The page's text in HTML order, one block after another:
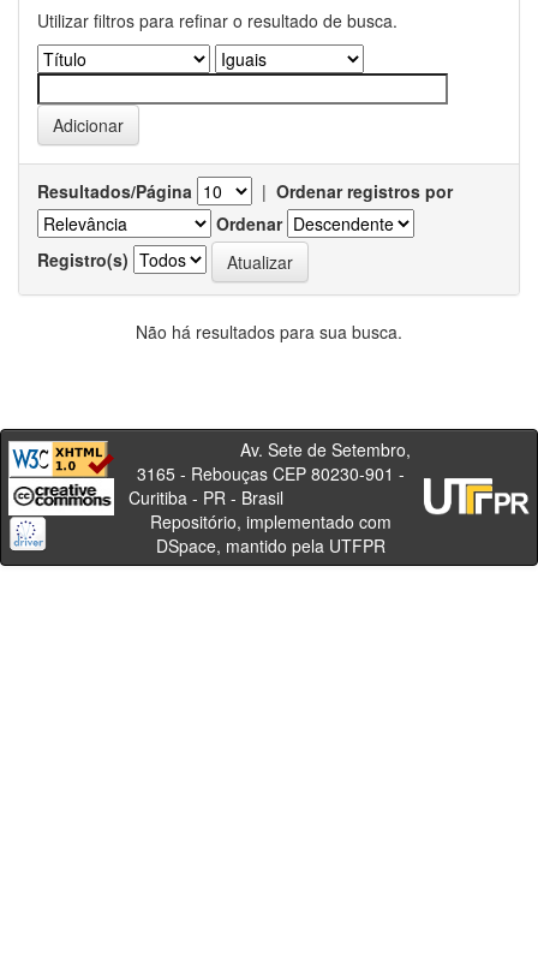
Utilizar filtros para refinar o resultado de busca.
Resultados/Página | Ordenar registros por
Ordenar
Registro(s)
Não há resultados para sua busca.
Av. Sete de Setembro,
3165 - Rebouças CEP 80230-901 -
Curitiba - PR - Brasil
Repositório, implementado com
DSpace, mantido pela UTFPR